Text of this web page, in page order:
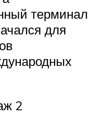
терминал
для
2